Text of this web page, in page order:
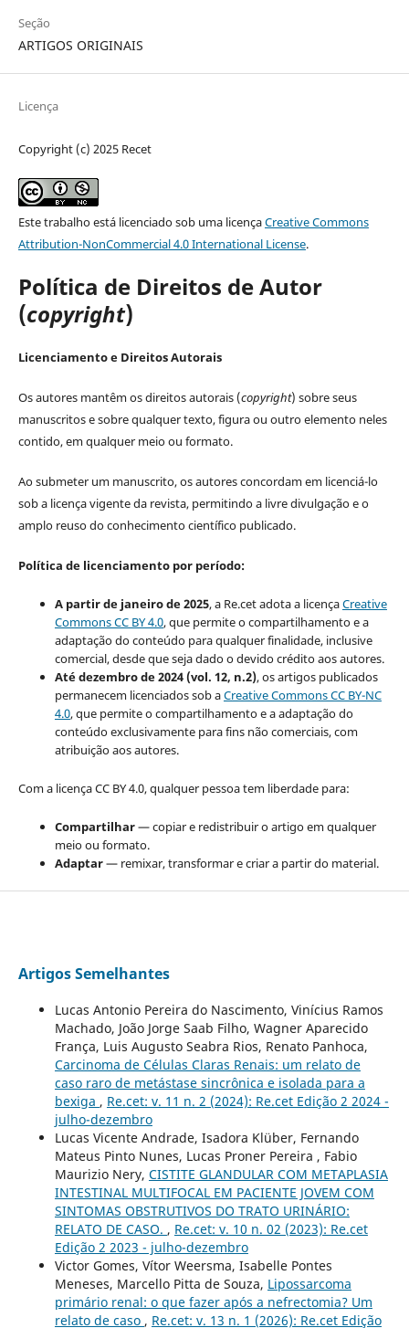
Seção
ARTIGOS ORIGINAIS
Licença
Copyright (c) 2025 Recet
Este trabalho está licenciado sob uma licençaCreative Commons
Attribution-NonCommercial 4.0 International License.
Política de Direitos de Autor
(copyright)
Licenciamento e Direitos Autorais
Os autores mantêm os direitos autorais (copyright) sobre seus
manuscritos e sobre qualquer texto, figura ou outro elemento neles
contido, em qualquer meio ou formato.
Ao submeter um manuscrito, os autores concordam em licenciá-lo
sob a licença vigente da revista, permitindo a livre divulgação e o
amplo reuso do conhecimento científico publicado.
Política de licenciamento por período:
A partir de janeiro de 2025, a Re.cet adota a licençaCreative
Commons CC BY 4.0, que permite o compartilhamento e a
adaptação do conteúdo para qualquer finalidade, inclusive
comercial, desde que seja dado o devido crédito aos autores.
Até dezembro de 2024 (vol. 12, n.2), os artigos publicados
permanecem licenciados sob aCreative Commons CC BY-NC
4.0, que permite o compartilhamento e a adaptação do
conteúdo exclusivamente para fins não comerciais, com
atribuição aos autores.
Com a licença CC BY 4.0, qualquer pessoa tem liberdade para:
Compartilhar— copiar e redistribuir o artigo em qualquer
meio ou formato.
Adaptar— remixar, transformar e criar a partir do material.
Artigos Semelhantes
Lucas Antonio Pereira do Nascimento, Vinícius Ramos
Machado, João Jorge Saab Filho, Wagner Aparecido
França, Luis Augusto Seabra Rios, Renato Panhoca,
Carcinoma de Células Claras Renais: um relato de
caso raro de metástase sincrônica e isolada para a
bexiga , Re.cet: v. 11 n. 2 (2024): Re.cet Edição 2 2024 -
julho-dezembro
Lucas Vicente Andrade, Isadora Klüber, Fernando
Mateus Pinto Nunes, Lucas Proner Pereira , Fabio
Maurizio Nery, CISTITE GLANDULAR COM METAPLASIA
INTESTINAL MULTIFOCAL EM PACIENTE JOVEM COM
SINTOMAS OBSTRUTIVOS DO TRATO URINÁRIO:
RELATO DE CASO. , Re.cet: v. 10 n. 02 (2023): Re.cet
Edição 2 2023 - julho-dezembro
Victor Gomes, Vítor Weersma, Isabelle Pontes
Meneses, Marcello Pitta de Souza, Lipossarcoma
primário renal: o que fazer após a nefrectomia? Um
relato de caso , Re.cet: v. 13 n. 1 (2026): Re.cet Edição